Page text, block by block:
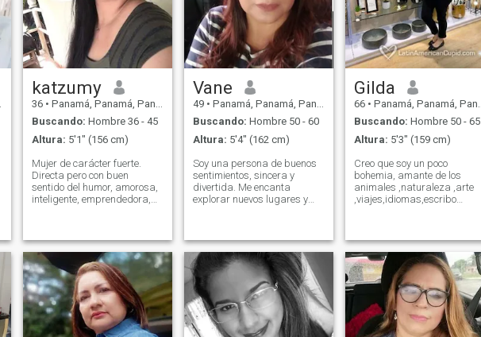
katzumy
36 • Panamá, Panamá, Panamá
Buscando: Hombre 36 - 45
Altura: 5'1" (156 cm)
Mujer de carácter fuerte.
Directa pero con buen
sentido del humor, amorosa,
inteligente, emprendedora,
valores inculcados. Busco
relación seria (seguridad y
estabilidad), Se
perfectamente lo que quiero
en la vida y tengo muy claro
lo que no quiero! si no buscas
lo mismo que yo, NI ME
ESCRIBAS!
Vane
49 • Panamá, Panamá, Panamá
Buscando: Hombre 50 - 60
Altura: 5'4" (162 cm)
Soy una persona de buenos
sentimientos, sincera y
divertida. Me encanta
explorar nuevos lugares y
del mar y pasar tiempo con
la familia y amistades (una
parrilada). Busco a alguien
para compartir momentos
juntos y, si hay química,
construir algo serio.
Gilda
66 • Panamá, Panamá, Panamá
Buscando: Hombre 50 - 65
Altura: 5'3" (159 cm)
Creo que soy un poco
bohemia, amante de los
animales ,naturaleza ,arte
,viajes,idiomas,escribo
normal y lo mas importante
de muy buen corazon lo es
todo en esta vida